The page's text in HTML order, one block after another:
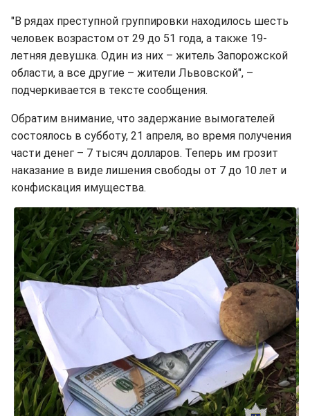
"В рядах преступной группировки находилось шесть
человек возрастом от 29 до 51 года, а также 19-
летняя девушка. Один из них – житель Запорожской
области, а все другие – жители Львовской", –
подчеркивается в тексте сообщения.
Обратим внимание, что задержание вымогателей
состоялось в субботу, 21 апреля, во время получения
части денег – 7 тысяч долларов. Теперь им грозит
наказание в виде лишения свободы от 7 до 10 лет и
конфискация имущества.